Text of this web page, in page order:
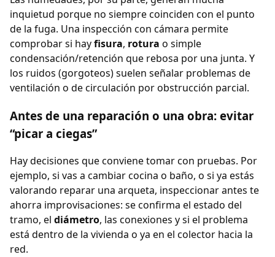
inquietud porque no siempre coinciden con el punto
de la fuga. Una inspección con cámara permite
comprobar si hayfisura, rotura o simple
condensación/retención que rebosa por una junta. Y
los ruidos (gorgoteos) suelen señalar problemas de
ventilación o de circulación por obstrucción parcial.
Antes de una reparación o una obra: evitar
“picar a ciegas”
Hay decisiones que conviene tomar con pruebas. Por
ejemplo, si vas a cambiar cocina o baño, o si ya estás
valorando reparar una arqueta, inspeccionar antes te
ahorra improvisaciones: se confirma el estado del
tramo, el diámetro, las conexiones y si el problema
está dentro de la vivienda o ya en el colector hacia la
red.